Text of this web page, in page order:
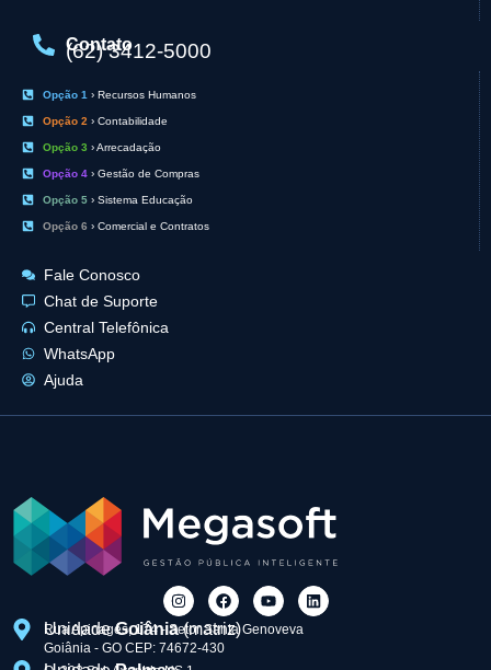
Contato
(62) 3412-5000
Opção 1 › Recursos Humanos
Opção 2 › Contabilidade
Opção 3 › Arrecadação
Opção 4› Gestão de Compras
Opção 5› Sistema Educação
Opção 6 › Comercial e Contratos
Fale Conosco
Chat de Suporte
Central Telefônica
WhatsApp
Ajuda
UnidadeGoiânia(matriz)
Rua Apinagés, 174 - Setor Santa Genoveva
Goiânia - GO CEP: 74672-430